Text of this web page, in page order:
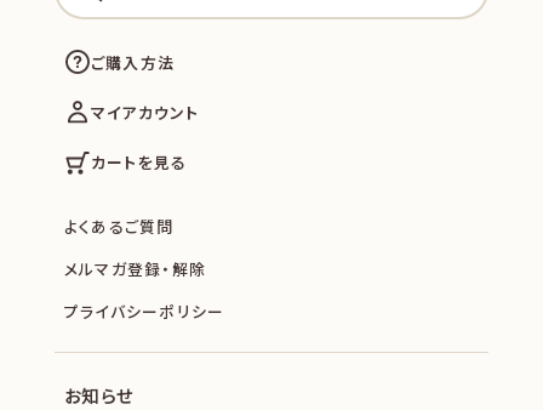
ご購入方法
マイアカウント
カートを見る
よくあるご質問
メルマガ登録・解除
プライバシーポリシー
お知らせ